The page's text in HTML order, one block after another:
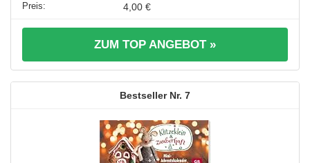
4,00 €
ZUM TOP ANGEBOT »
7